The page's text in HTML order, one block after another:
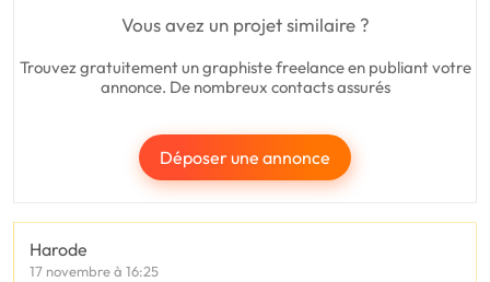
Vous avez un projet similaire ?
Trouvez gratuitement un graphiste freelance en publiant votre
annonce. De nombreux contacts assurés
Déposer une annonce
Harode
17 novembre à 16:25